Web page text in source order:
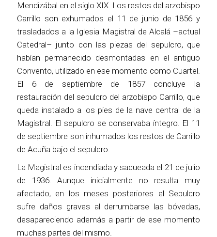
Mendizábal en el siglo XIX. Los restos del arzobispo
Carrillo son exhumados el 11 de junio de 1856 y
trasladados a la Iglesia Magistral de Alcalá –actual
Catedral– junto con las piezas del sepulcro, que
habían permanecido desmontadas en el antiguo
Convento, utilizado en ese momento como Cuartel.
El 6 de septiembre de 1857 concluye la
restauración del sepulcro del arzobispo Carrillo, que
queda instalado a los pies de la nave central de la
Magistral. El sepulcro se conservaba íntegro. El 11
de septiembre son inhumados los restos de Carrillo
de Acuña bajo el sepulcro.
La Magistral es incendiada y saqueada el 21 de julio
de 1936. Aunque inicialmente no resulta muy
afectado, en los meses posteriores el Sepulcro
sufre daños graves al derrumbarse las bóvedas,
desapareciendo además a partir de ese momento
muchas partes del mismo.